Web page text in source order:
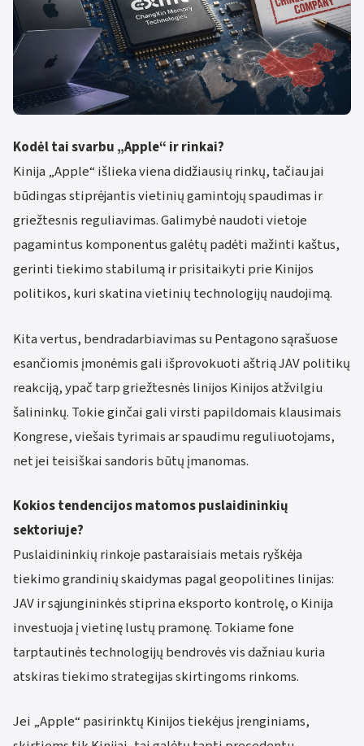
Kodėl tai svarbu „Apple“ ir rinkai?
Kinija „Apple“ išlieka viena didžiausių rinkų, tačiau jai
būdingas stiprėjantis vietinių gamintojų spaudimas ir
griežtesnis reguliavimas. Galimybė naudoti vietoje
pagamintus komponentus galėtų padėti mažinti kaštus,
gerinti tiekimo stabilumą ir prisitaikyti prie Kinijos
politikos, kuri skatina vietinių technologijų naudojimą.
Kita vertus, bendradarbiavimas su Pentagono sąrašuose
esančiomis įmonėmis gali išprovokuoti aštrią JAV politikų
reakciją, ypač tarp griežtesnės linijos Kinijos atžvilgiu
šalininkų. Tokie ginčai gali virsti papildomais klausimais
Kongrese, viešais tyrimais ar spaudimu reguliuotojams,
net jei teisiškai sandoris būtų įmanomas.
Kokios tendencijos matomos puslaidininkių
sektoriuje?
Puslaidininkių rinkoje pastaraisiais metais ryškėja
tiekimo grandinių skaidymas pagal geopolitines linijas:
JAV ir sąjungininkės stiprina eksporto kontrolę, o Kinija
investuoja į vietinę lustų pramonę. Tokiame fone
tarptautinės technologijų bendrovės vis dažniau kuria
atskiras tiekimo strategijas skirtingoms rinkoms.
Jei „Apple“ pasirinktų Kinijos tiekėjus įrenginiams,